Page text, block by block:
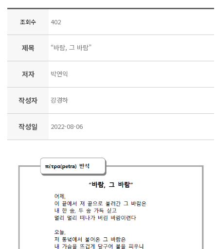
조회수 402
제목 “바람, 그 바람”
저자 박연익
작성자 강경하
작성일 2022-08-06